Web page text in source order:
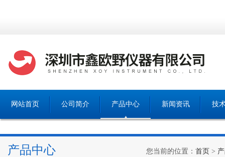
网站首页 公司简介 产品中心 新闻资讯 技
产品中心 您当前的位置： 首页 >